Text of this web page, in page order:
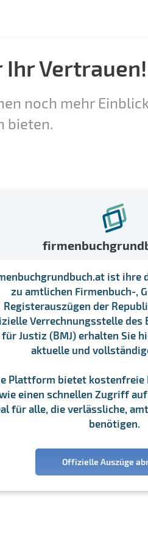
Vertrauen!
noch mehr
bieten.
ist ihre
zu amtlichen Firmenbuch-,
Registerauszügen der
Verrechnungsstelle des
für Justiz (BMJ) erhalten Sie
aktuelle und
Plattform bietet kostenfreie
einen schnellen Zugriff
für alle, die verlässliche,
benötigen.
Offizielle Auszüge